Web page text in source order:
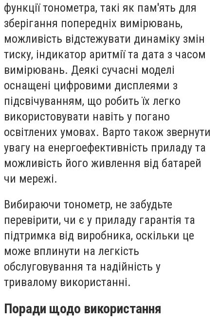
функції тонометра, такі як пам'ять для
зберігання попередніх вимірювань,
можливість відстежувати динаміку змін
тиску, індикатор аритмії та дата з часом
вимірювань. Деякі сучасні моделі
оснащені цифровими дисплеями з
підсвічуванням, що робить їх легко
використовувати навіть у погано
освітлених умовах. Варто також звернути
увагу на енергоефективність приладу та
можливість його живлення від батарей
чи мережі.
Вибираючи тонометр, не забудьте
перевірити, чи є у приладу гарантія та
підтримка від виробника, оскільки це
може вплинути на легкість
обслуговування та надійність у
тривалому використанні.
Поради щодо використання